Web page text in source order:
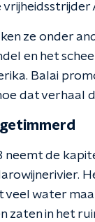
vrijheidsstrijder
ze onder
en het
Balai
dat verhaal
neemt de
veel water
zaten in het